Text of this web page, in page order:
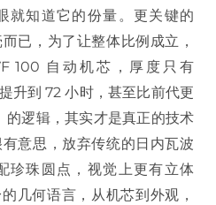
就知道它的份量。更关键的
已，为了让整体比例成立，
100 自动机芯，厚度只有
升到 72 小时，甚至比前代更
的逻辑，其实才是真正的技术
意思，放弃传统的日内瓦波
珍珠圆点，视觉上更有立体
几何语言，从机芯到外观，